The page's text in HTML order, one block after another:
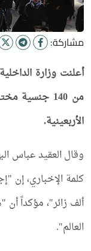
مشاركة:
من 140
الأربعينية.
وقال العقيد عباس
العالم".